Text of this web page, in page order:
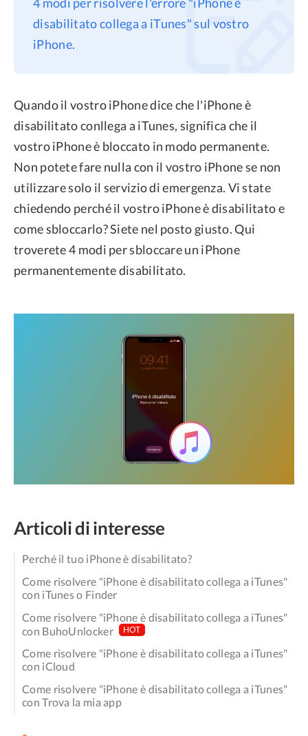
Termini
disabilitato collega a iTunes" sul vostro
iPhone.
Quando il vostro iPhone dice che l'iPhone è
disabilitato conllega a iTunes, significa che il
vostro iPhone è bloccato in modo permanente.
Non potete fare nulla con il vostro iPhone se non
utilizzare solo il servizio di emergenza. Vi state
chiedendo perché il vostro iPhone è disabilitato e
come sbloccarlo? Siete nel posto giusto. Qui
troverete 4 modi per sbloccare un iPhone
permanentemente disabilitato.
Articoli di interesse
Perché il tuo iPhone è disabilitato?
Come risolvere "iPhone è disabilitato collega a iTunes"
con iTunes o Finder
Come risolvere "iPhone è disabilitato collega a iTunes"
con BuhoUnlocker
HOT
Come risolvere "iPhone è disabilitato collega a iTunes"
con iCloud
Come risolvere "iPhone è disabilitato collega a iTunes"
con Trova la mia app